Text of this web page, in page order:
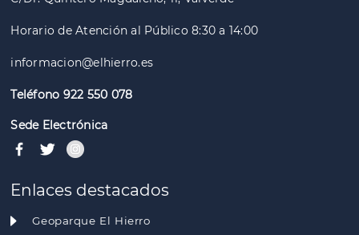
Horario de Atención al Público 8:30 a 14:00
informacion@elhierro.es
Teléfono 922 550 078
Sede Electrónica
Enlaces destacados
Geoparque El Hierro